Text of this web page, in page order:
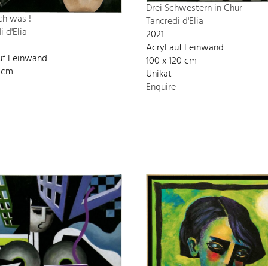
was !
d'Elia
Leinwand
Drei Schwestern in Chur
Tancredi d'Elia
2021
Acryl auf Leinwand
100 x 120 cm
Unikat
Enquire